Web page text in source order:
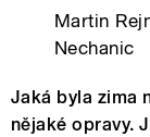
Martin
Nechanic
Jaká byla zima
nějaké opravy.